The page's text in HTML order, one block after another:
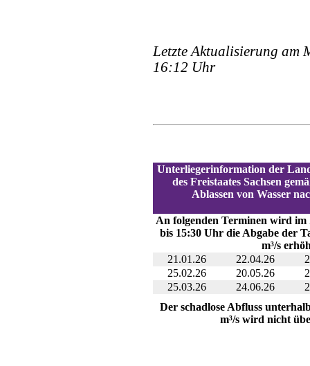
Letzte Aktualisierung am
16:12 Uhr
Unterliegerinformation der
des Freistaates Sachsen
Ablassen von Wasser
An folgenden Terminen wird
bis 15:30 Uhr die Abgabe der
m³/s
21.01.26
22.04.26
25.02.26
20.05.26
25.03.26
24.06.26
Der schadlose Abfluss
m³/s wird nicht